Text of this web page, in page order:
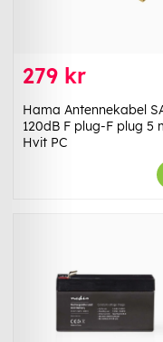
279 kr
Hama Antennekabel
120dB F plug-F plug 5
Hvit PC